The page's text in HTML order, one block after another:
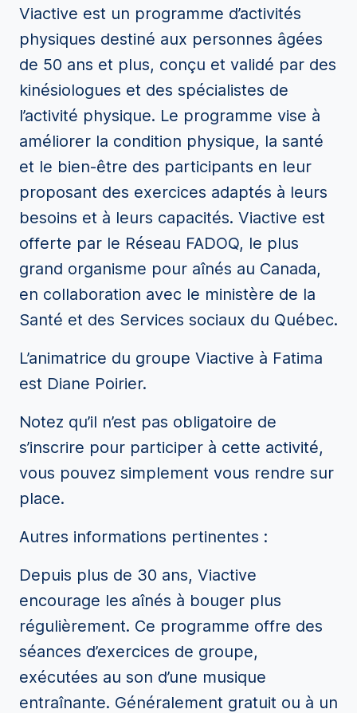
Viactive est un programme d’activités
physiques destiné aux personnes âgées
de 50 ans et plus, conçu et validé par des
kinésiologues et des spécialistes de
l’activité physique. Le programme vise à
améliorer la condition physique, la santé
et le bien-être des participants en leur
proposant des exercices adaptés à leurs
besoins et à leurs capacités. Viactive est
offerte par le Réseau FADOQ, le plus
grand organisme pour aînés au Canada,
en collaboration avec le ministère de la
Santé et des Services sociaux du Québec.
L’animatrice du groupe Viactive à Fatima
est Diane Poirier.
Notez qu’il n’est pas obligatoire de
s’inscrire pour participer à cette activité,
vous pouvez simplement vous rendre sur
place.
Autres informations pertinentes :
Depuis plus de 30 ans, Viactive
encourage les aînés à bouger plus
régulièrement. Ce programme offre des
séances d’exercices de groupe,
exécutées au son d’une musique
entraînante. Généralement gratuit ou à un